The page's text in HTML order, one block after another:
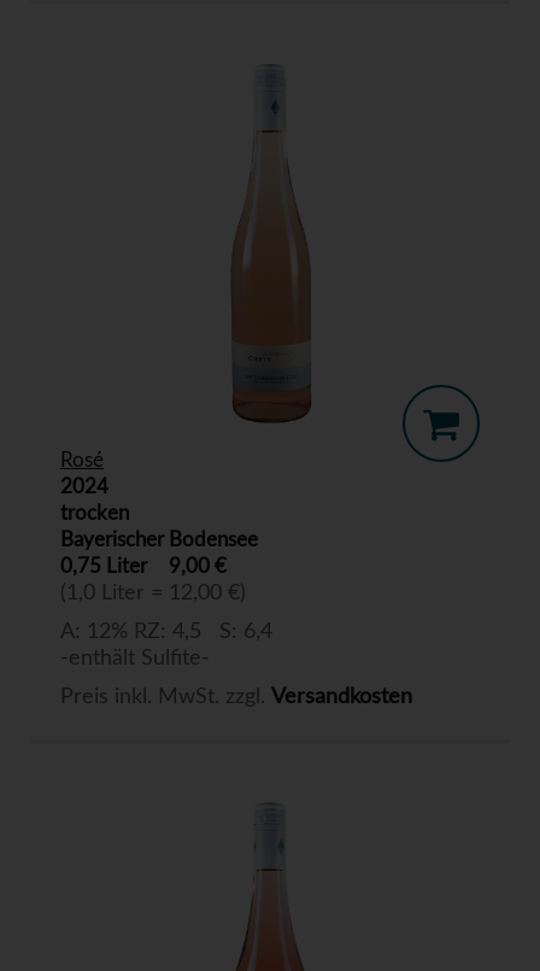
Rosé
2024
trocken
Bayerischer Bodensee
0,75 Liter
9,00 €
(1,0 Liter = 12,00 €)
A: 12% RZ: 4,5 S: 6,4
-enthält Sulfite-
Preis inkl. MwSt. zzgl. Versandkosten